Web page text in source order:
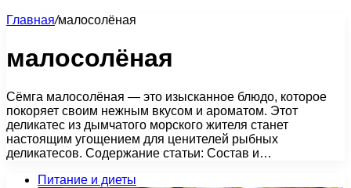
Главная/малосолёная
малосолёная
Сёмга малосолёная — это изысканное блюдо, которое
покоряет своим нежным вкусом и ароматом. Этот
деликатес из дымчатого морского жителя станет
настоящим угощением для ценителей рыбных
деликатесов. Содержание статьи: Состав и…
Питание и диеты